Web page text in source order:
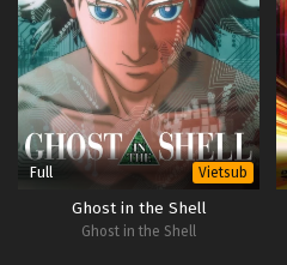
Full Vietsub
Ghost in the Shell
Ghost in the Shell